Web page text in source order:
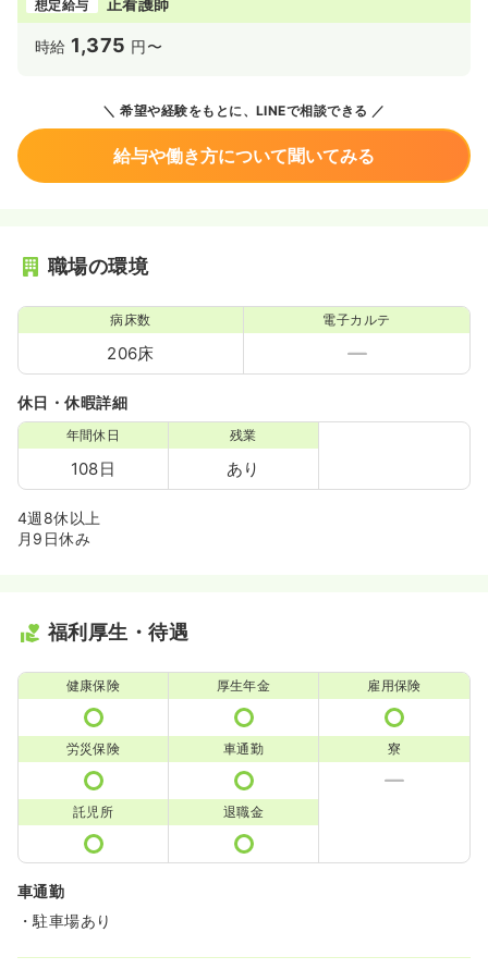
想定給与 正看護師
時給 1,375 円〜
希望や経験をもとに、LINEで相談できる
給与や働き方について聞いてみる
職場の環境
病床数
206床
電子カルテ
休日・休暇詳細
年間休日
108日
残業
あり
4週8休以上
月9日休み
福利厚生・待遇
健康保険 厚生年金 雇用保険
労災保険 車通勤 寮
託児所 退職金
車通勤
・駐車場あり